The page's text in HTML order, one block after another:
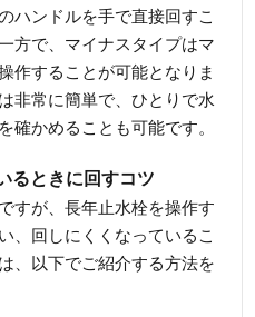
ハンドルを手で直接回すこ
方で、マイナスタイプはマ
作することが可能となりま
非常に簡単で、ひとりで水
確かめることも可能です。
るときに回すコツ
すが、長年止水栓を操作す
、回しにくくなっているこ
、以下でご紹介する方法を